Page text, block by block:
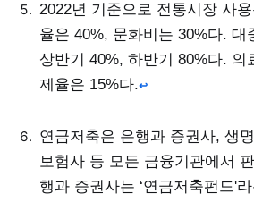
2022년 기준으로 전통시장 사
율은 40%, 문화비는 30%다. 대
상반기 40%, 하반기 80%다. 의
제율은 15%다.↩
연금저축은 은행과 증권사, 생
보험사 등 모든 금융기관에서
행과 증권사는 ‘연금저축펀드'